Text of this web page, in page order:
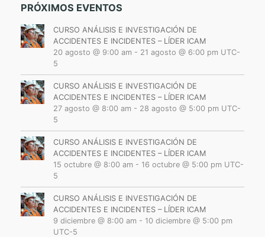
PRÓXIMOS EVENTOS
CURSO ANÁLISIS E INVESTIGACIÓN DE
ACCIDENTES E INCIDENTES – LÍDER ICAM
20 agosto @ 9:00 am - 21 agosto @ 6:00 pm UTC-
5
CURSO ANÁLISIS E INVESTIGACIÓN DE
ACCIDENTES E INCIDENTES – LÍDER ICAM
27 agosto @ 8:00 am - 28 agosto @ 5:00 pm UTC-
5
CURSO ANÁLISIS E INVESTIGACIÓN DE
ACCIDENTES E INCIDENTES – LÍDER ICAM
15 octubre @ 8:00 am - 16 octubre @ 5:00 pm UTC-
5
CURSO ANÁLISIS E INVESTIGACIÓN DE
ACCIDENTES E INCIDENTES – LÍDER ICAM
9 diciembre @ 8:00 am - 10 diciembre @ 5:00 pm
UTC-5